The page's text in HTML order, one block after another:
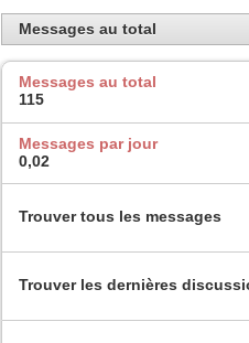
Messages au total
Messages au total
115
Messages par jour
0,02
Trouver tous les messages
Trouver les dernières